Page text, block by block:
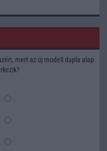
mert az új modell dupla alap